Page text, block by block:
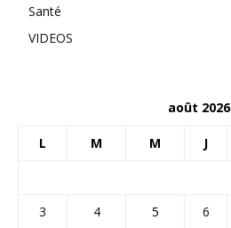
Santé
VIDEOS
août 2026
L M M J
3
4 5 6